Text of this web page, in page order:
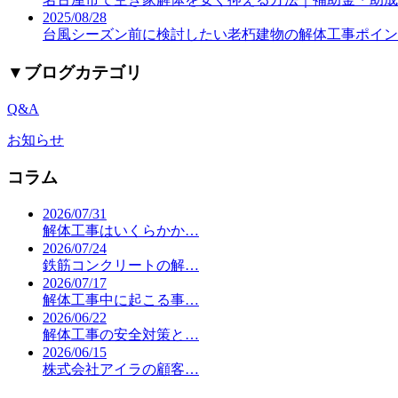
2025/08/28
台風シーズン前に検討したい老朽建物の解体工事ポイ
▼ ブログカテゴリ
Q&A
お知らせ
コラム
2026/07/31
解体工事はいくらかか…
2026/07/24
鉄筋コンクリートの解…
2026/07/17
解体工事中に起こる事…
2026/06/22
解体工事の安全対策と…
2026/06/15
株式会社アイラの顧客…